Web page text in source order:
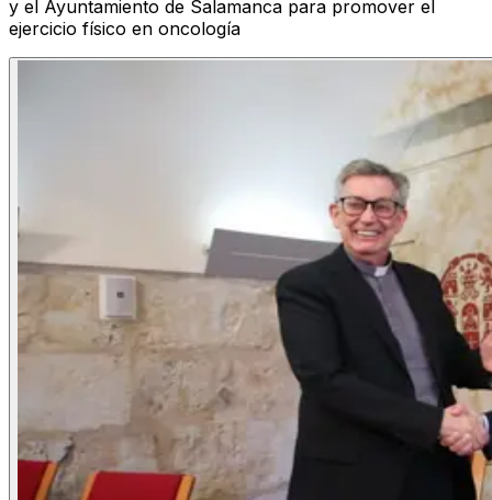
y el Ayuntamiento de Salamanca para promover el
ejercicio físico en oncología